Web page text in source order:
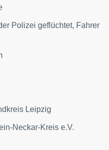
Polizei geflüchtet, Fahrer
Leipzig
Neckar-Kreis e.V.